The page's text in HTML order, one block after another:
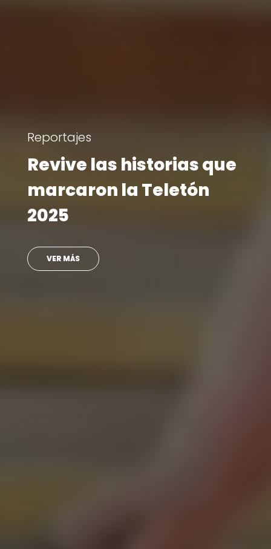
Reportajes
Revive las historias que
marcaron la Teletón
2025
VER MÁS